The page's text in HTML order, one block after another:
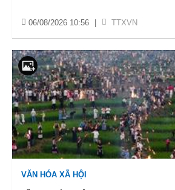
06/08/2026 10:56 TTXVN
VĂN HÓA XÃ HỘI